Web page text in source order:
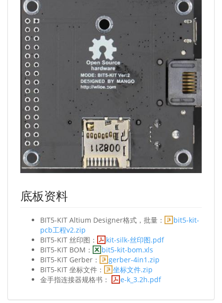
底板资料
BIT5-KIT Altium Designer格式，批量：
bit5-kit-
pcb工程v2.zip
BIT5-KIT 丝印图：
kit-silk-丝印图.pdf
BIT5-KIT BOM：
bit5-kit-bom.xls
BIT5-KIT Gerber：
gerber-4in1.zip
BIT5-KIT 坐标文件：
坐标文件.zip
金手指连接器规格书：
e-k_3.2h.pdf